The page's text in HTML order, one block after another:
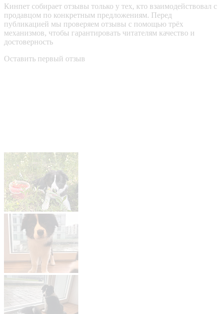
Кинпет собирает отзывы только у тех, кто взаимодействовал с
продавцом по конкретным предложениям. Перед
публикацией мы проверяем отзывы с помощью трёх
механизмов, чтобы гарантировать читателям качество и
достоверность
Оставить первый отзыв